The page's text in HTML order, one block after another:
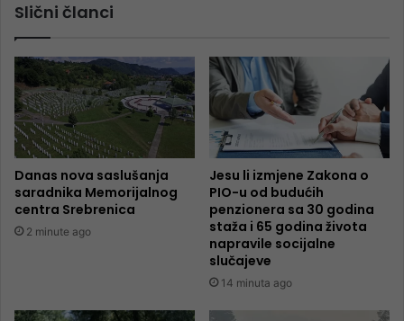
Slični članci
Danas nova saslušanja
saradnika Memorijalnog
centra Srebrenica
2 minute ago
Jesu li izmjene Zakona o
PIO-u od budućih
penzionera sa 30 godina
staža i 65 godina života
napravile socijalne
slučajeve
14 minuta ago